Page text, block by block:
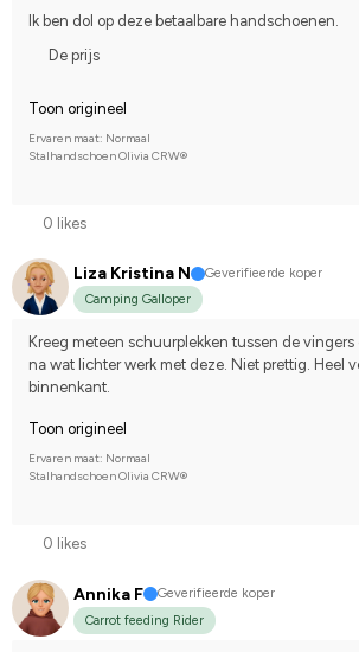
Ik ben dol op deze betaalbare handschoenen.
De prijs
Toon origineel
Ervaren maat: Normaal
Stalhandschoen Olivia CRW®
0 likes
Liza Kristina N
Geverifieerde koper
Camping Galloper
Kreeg meteen schuurplekken tussen de
na wat lichter werk met deze. Niet prettig. Heel
binnenkant.
Toon origineel
Ervaren maat: Normaal
Stalhandschoen Olivia CRW®
0 likes
Annika F
Geverifieerde koper
Carrot feeding Rider